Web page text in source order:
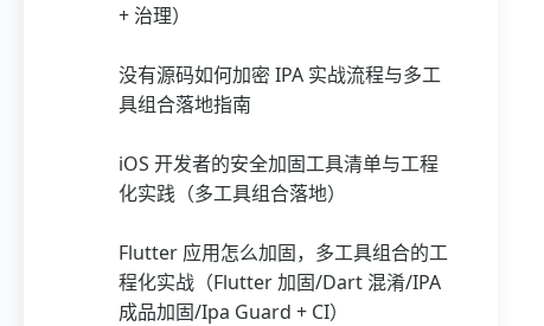
+ 治理）
没有源码如何加密 IPA 实战流程与多工
具组合落地指南
iOS 开发者的安全加固工具清单与工程
化实践（多工具组合落地）
Flutter 应用怎么加固，多工具组合的工
程化实战（Flutter 加固/Dart 混淆/IPA
成品加固/Ipa Guard + CI）